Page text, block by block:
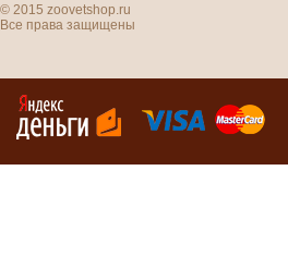
© 2015 zoovetshop.ru
Все права защищены